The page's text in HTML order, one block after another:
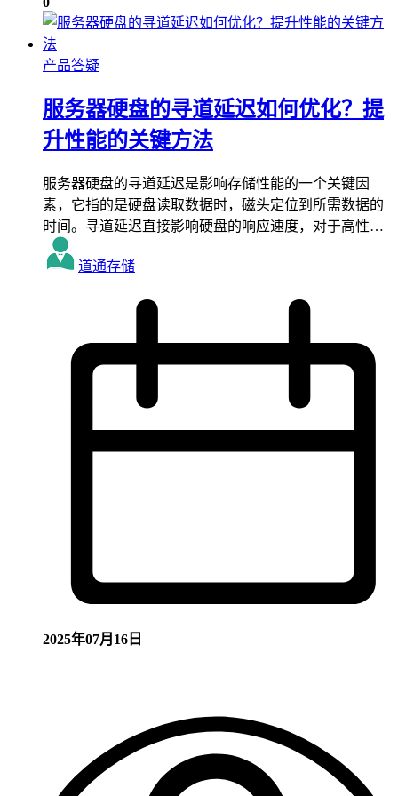
产品答疑
服务器硬盘的寻道延迟如何优化？提
升性能的关键方法
服务器硬盘的寻道延迟是影响存储性能的一个关键因
素，它指的是硬盘读取数据时，磁头定位到所需数据的
时间。寻道延迟直接影响硬盘的响应速度，对于高性…
道通存储
2025年07月16日